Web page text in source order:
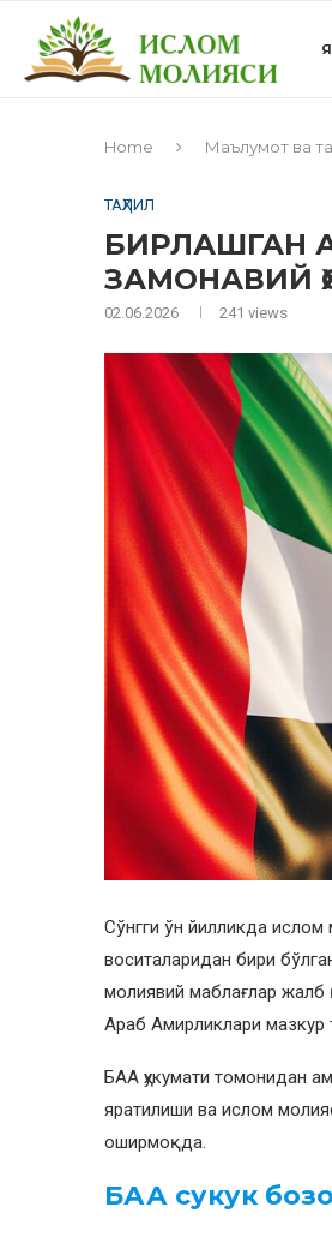
Home Маълумот ва
ТАҲЛИЛ
БИРЛАШГАН
ЗАМОНАВИЙ
02.06.2026 241 views
Сўнгги ўн йилликда ислом
воситаларидан бири
молиявий маблағлар жалб
Араб Амирликлари мазкур
БАА ҳукумати томонидан
яратилиши ва ислом
оширмоқда.
БАА сукук